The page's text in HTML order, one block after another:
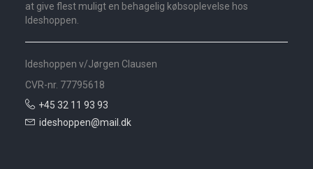
at give flest muligt en behagelig købsoplevelse hos
Ideshoppen.
Ideshoppen v/Jørgen Clausen
CVR-nr. 77795618
+45 32 11 93 93
ideshoppen@mail.dk